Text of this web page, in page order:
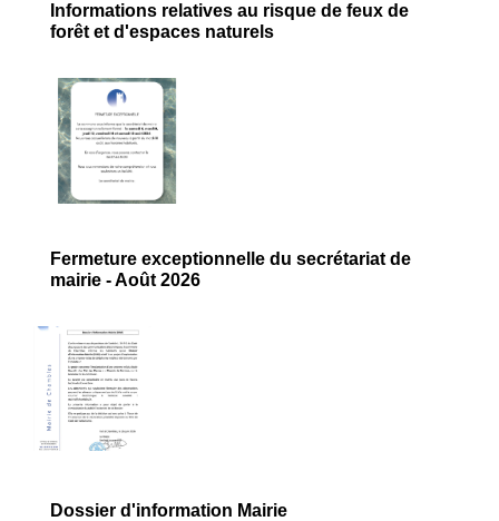
Informations relatives au risque de feux de
forêt et d'espaces naturels
Fermeture exceptionnelle du secrétariat de
mairie - Août 2026
Dossier d'information Mairie